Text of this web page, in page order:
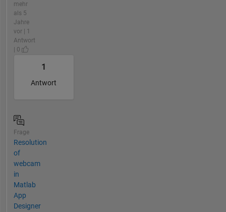
mehr
als 5
Jahre
vor | 1
Antwort
| 0
1
Antwort
Frage
Resolution
of
webcam
in
Matlab
App
Designer